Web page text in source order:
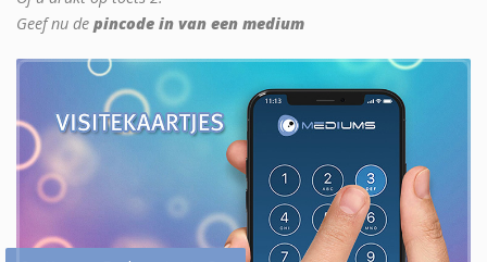
Geef nu de pincode in van een medium